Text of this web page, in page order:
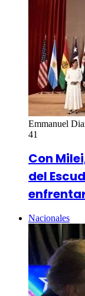
Emmanuel
41
Con
del
Nacionales